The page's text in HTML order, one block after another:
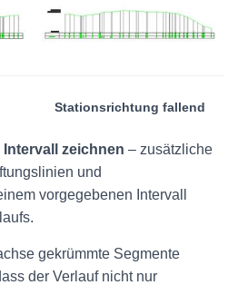
Stationsrichtung fallend
zeichnen – zusätzliche
und
vorgegebenen Intervall
gekrümmte Segmente
der Verlauf nicht nur